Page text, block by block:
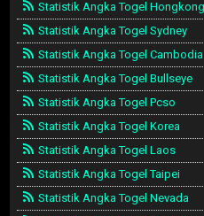
Statistik Angka Togel Hongkong
Statistik Angka Togel Sydney
Statistik Angka Togel Cambodia
Statistik Angka Togel Bullseye
Statistik Angka Togel Pcso
Statistik Angka Togel Korea
Statistik Angka Togel Laos
Statistik Angka Togel Taipei
Statistik Angka Togel Nevada